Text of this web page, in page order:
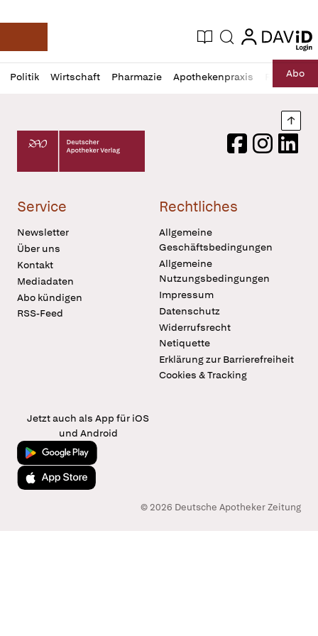
Deutsche Apotheker Zeitung
Aktuelle Ausgabe
Suche login
login
Politik Wirtschaft Pharmazie Apothekenpraxis RechtAbo
Profil
öffnen
Daz
Pur
Deutscher Apotheker Verlag Logo
FacebookInstagram
Service
Newsletter
Über uns
Kontakt
Mediadaten
Abo kündigen
RSS-Feed
Rechtliches
Allgemeine
Geschäftsbedingungen
Allgemeine
Nutzungsbedingungen
Impressum
Datenschutz
Widerrufsrecht
Netiquette
Erklärung zur Barrierefreiheit
Cookies & Tracking
Jetzt auch als App für iOS
und Android
Jetzt bei Google Play
Laden im App Store
© 2026 Deutsche Apotheker Zeitung